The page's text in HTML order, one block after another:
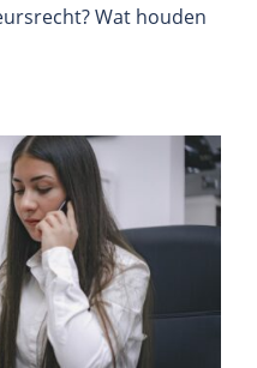
Wat houden